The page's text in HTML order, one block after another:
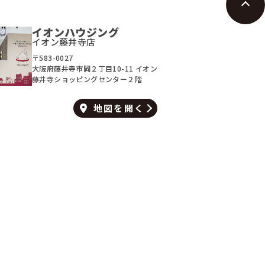
イオンハウジング
イオン藤井寺店
〒583-0027
大阪府藤井寺市岡２丁目10-11 イオン
藤井寺ショッピングセンター２階
地図を 開く